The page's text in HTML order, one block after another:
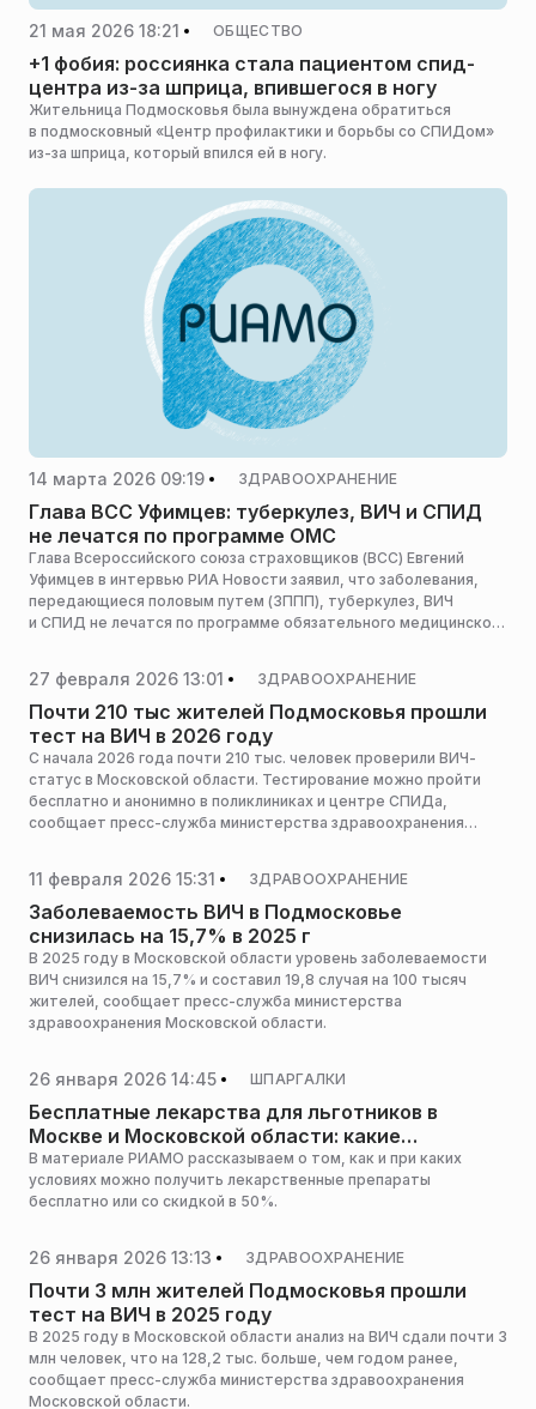
21 мая 2026 18:21 ОБЩЕСТВО
+1 фобия: россиянка стала пациентом спид-
центра из-за шприца, впившегося в ногу
Жительница Подмосковья была вынуждена обратиться
в подмосковный «Центр профилактики и борьбы со СПИДом»
из-за шприца, который впился ей в ногу.
14 марта 2026 09:19 ЗДРАВООХРАНЕНИЕ
Глава ВСС Уфимцев: туберкулез, ВИЧ и СПИД
не лечатся по программе ОМС
Глава Всероссийского союза страховщиков (ВСС) Евгений
Уфимцев в интервью РИА Новости заявил, что заболевания,
передающиеся половым путем (ЗППП), туберкулез, ВИЧ
и СПИД не лечатся по программе обязательного медицинского
27 февраля 2026 13:01 ЗДРАВООХРАНЕНИЕ
Почти 210 тыс жителей Подмосковья прошли
тест на ВИЧ в 2026 году
С начала 2026 года почти 210 тыс. человек проверили ВИЧ-
статус в Московской области. Тестирование можно пройти
бесплатно и анонимно в поликлиниках и центре СПИДа,
сообщает пресс-служба министерства здравоохранения
11 февраля 2026 15:31 ЗДРАВООХРАНЕНИЕ
Заболеваемость ВИЧ в Подмосковье
снизилась на 15,7% в 2025 г
В 2025 году в Московской области уровень заболеваемости
ВИЧ снизился на 15,7% и составил 19,8 случая на 100 тысяч
жителей, сообщает пресс-служба министерства
здравоохранения Московской области.
26 января 2026 14:45 ШПАРГАЛКИ
Бесплатные лекарства для льготников в
Москве и Московской области: какие
документы нужны и как получить
В материале РИАМО рассказываем о том, как и при каких
условиях можно получить лекарственные препараты
бесплатно или со скидкой в 50%.
26 января 2026 13:13 ЗДРАВООХРАНЕНИЕ
Почти 3 млн жителей Подмосковья прошли
тест на ВИЧ в 2025 году
В 2025 году в Московской области анализ на ВИЧ сдали почти 3
млн человек, что на 128,2 тыс. больше, чем годом ранее,
сообщает пресс-служба министерства здравоохранения
Московской области.